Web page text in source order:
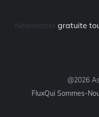
Newsletter gratuite
@2026
FluxQui Sommes-